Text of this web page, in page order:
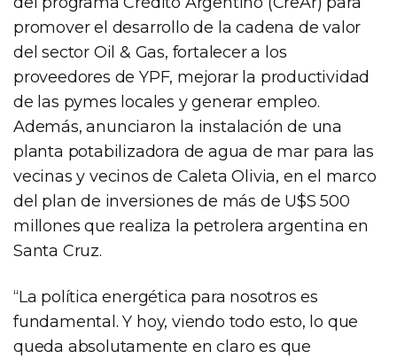
promover el desarrollo de la cadena de valor
del sector Oil & Gas, fortalecer a los
proveedores de YPF, mejorar la productividad
de las pymes locales y generar empleo.
Además, anunciaron la instalación de una
planta potabilizadora de agua de mar para las
vecinas y vecinos de Caleta Olivia, en el marco
del plan de inversiones de más de U$S 500
millones que realiza la petrolera argentina en
Santa Cruz.
“La política energética para nosotros es
fundamental. Y hoy, viendo todo esto, lo que
queda absolutamente en claro es que